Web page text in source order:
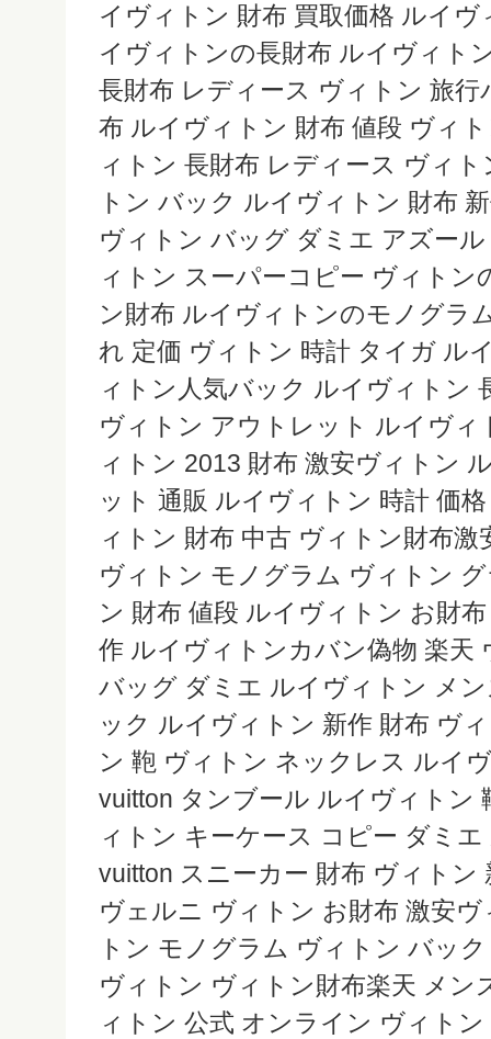
イヴィトン 財布 買取価格 ルイ
イヴィトンの長財布 ルイヴィト
長財布 レディース ヴィトン 旅
布 ルイヴィトン 財布 値段 ヴィ
ィトン 長財布 レディース ヴィ
トン バック ルイヴィトン 財布
ヴィトン バッグ ダミエ アズー
ィトン スーパーコピー ヴィトン
ン財布 ルイヴィトンのモノグラ
れ 定価 ヴィトン 時計 タイガ ル
ィトン人気バック ルイヴィトン
ヴィトン アウトレット ルイヴィ
ィトン 2013 財布 激安ヴィトン
ット 通販 ルイヴィトン 時計 価
ィトン 財布 中古 ヴィトン財布
ヴィトン モノグラム ヴィトン
ン 財布 値段 ルイヴィトン お財
作 ルイヴィトンカバン偽物 楽天
バッグ ダミエ ルイヴィトン メ
ック ルイヴィトン 新作 財布 ヴ
ン 鞄 ヴィトン ネックレス ルイ
vuitton タンブール ルイヴィトン
ィトン キーケース コピー ダミ
vuitton スニーカー 財布 ヴィトン
ヴェルニ ヴィトン お財布 激安
トン モノグラム ヴィトン バッ
ヴィトン ヴィトン財布楽天 メン
ィトン 公式 オンライン ヴィト